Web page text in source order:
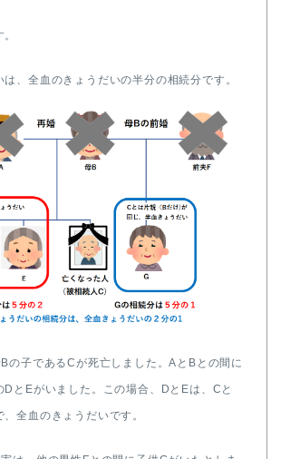
、全血のきょうだいの半分の相続分です。
の子であるCが死亡しました。AとBとの間に
DとEがいました。この場合、DとEは、Cと
全血のきょうだいです。